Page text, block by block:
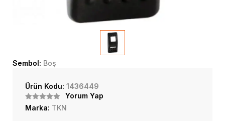
Sembol: Boş
Ürün Kodu: 1436449
Yorum Yap
Marka: TKN